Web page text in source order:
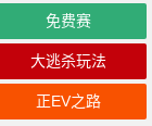
免费赛
大逃杀玩法
正EV之路